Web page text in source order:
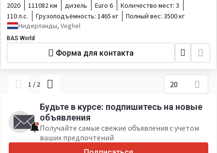
2020 111082 км дизель Euro 6 Количество мест: 3
110 л.с.
Грузоподъёмность: 1465 кг Полный вес: 3500 кг
Нидерланды, Veghel
BAS World
Форма для контакта
1 / 2 20
Будьте в курсе: подпишитесь на новые
объявления
Получайте самые свежие объявления с учетом
ваших предпочтений